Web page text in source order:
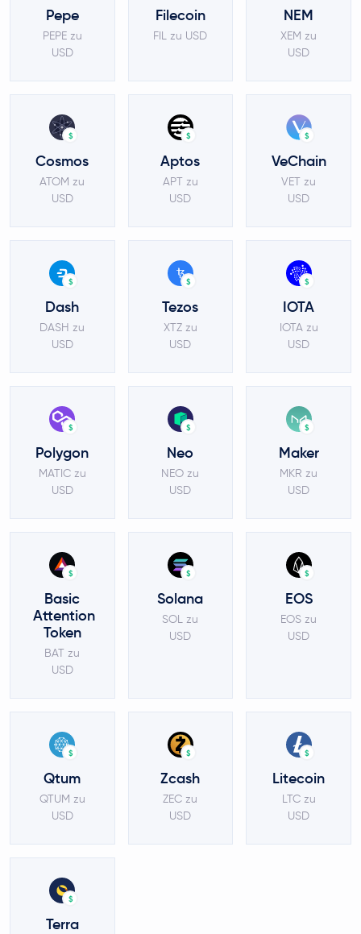
Pepe
PEPE zu
USD
Filecoin
FIL zu USD
NEM
XEM zu
USD
$
Cosmos
ATOM zu
USD
$
Aptos
APT zu
USD
$
VeChain
VET zu
USD
$
Dash
DASH zu
USD
$
Tezos
XTZ zu
USD
$
IOTA
IOTA zu
USD
$
Polygon
MATIC zu
USD
$
Neo
NEO zu
USD
$
Maker
MKR zu
USD
$
Basic
Attention
Token
BAT zu
USD
$
Solana
SOL zu
USD
$
EOS
EOS zu
USD
$
Qtum
QTUM zu
USD
$
Zcash
ZEC zu
USD
$
Litecoin
LTC zu
USD
$
Terra